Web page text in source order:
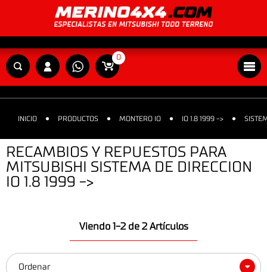
0
INICIO PRODUCTOS MONTERO IO IO 1.8 1999 ->
RECAMBIOS Y REPUESTOS PARA
MITSUBISHI SISTEMA DE DIRECCION
IO 1.8 1999 ->
Viendo 1-2 de 2 Artículos
Ordenar